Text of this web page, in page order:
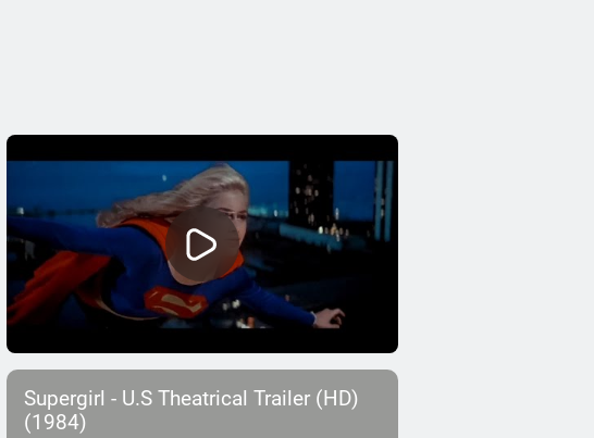
Supergirl - U.S Theatrical Trailer (HD)
(1984)